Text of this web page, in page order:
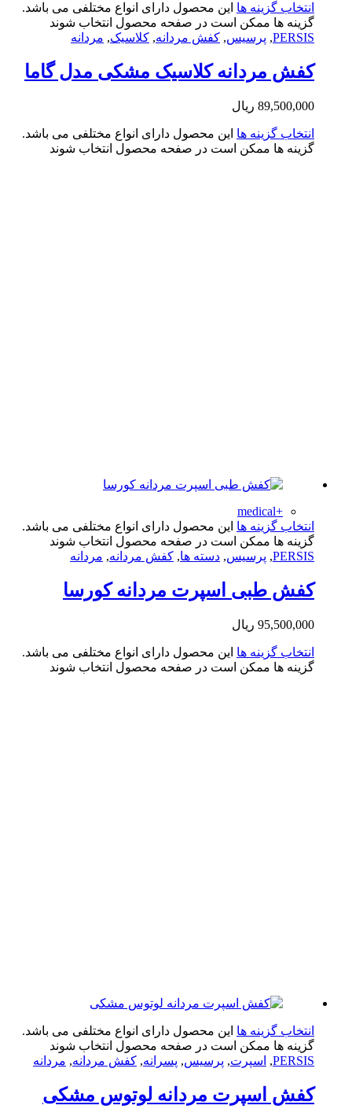
گزینه ها این محصول دارای انواع مختلفی می باشد.
ها ممکن است در صفحه محصول انتخاب شوند
پرسیس, کفش مردانه, کلاسیک, مردانه
مردانه کلاسیک مشکی مدل گاما
ریال
گزینه ها این محصول دارای انواع مختلفی می باشد.
ها ممکن است در صفحه محصول انتخاب شوند
گزینه ها این محصول دارای انواع مختلفی می باشد.
ها ممکن است در صفحه محصول انتخاب شوند
پرسیس, دسته ها, کفش مردانه, مردانه
طبی اسپرت مردانه کورسا
ریال
گزینه ها این محصول دارای انواع مختلفی می باشد.
ها ممکن است در صفحه محصول انتخاب شوند
گزینه ها این محصول دارای انواع مختلفی می باشد.
ها ممکن است در صفحه محصول انتخاب شوند
اسپرت,پرسیس, پسرانه ,کفش مردانه, مردانه
اسپرت مردانه لوتوس مشکی